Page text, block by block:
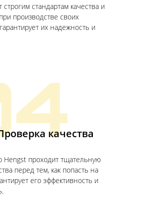
строгим стандартам качества и
производстве своих
их надежность и
качества
Hengst проходит тщательную
перед тем, как попасть на
его эффективность и